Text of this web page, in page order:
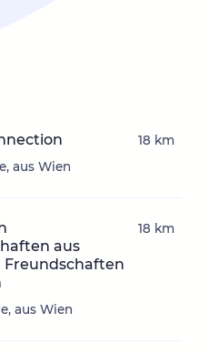
aus Wien
18 km
aus
Freundschaften
aus Wien
18 km